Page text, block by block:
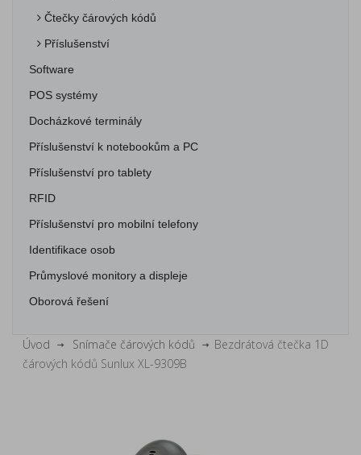
Čtečky čárových kódů
Příslušenství
Software
POS systémy
Docházkové terminály
Příslušenství k notebookům a PC
Příslušenství pro tablety
RFID
Příslušenství pro mobilní telefony
Identifikace osob
Průmyslové monitory a displeje
Oborová řešení
Úvod Snímače čárových kódů
Bezdrátová čtečka 1D
čárových kódů Sunlux XL-9309B